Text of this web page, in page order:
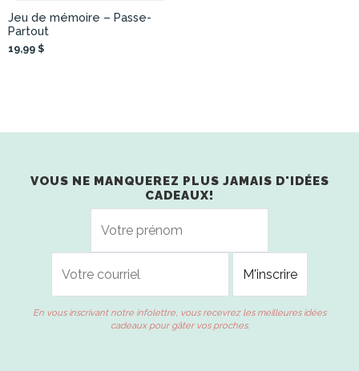
Jeu de mémoire – Passe-
Partout
19,99 $
VOUS NE MANQUEREZ PLUS JAMAIS D'IDÉES
CADEAUX!
En vous inscrivant notre infolettre, vous recevrez les meilleures idées
cadeaux pour gâter vos proches.